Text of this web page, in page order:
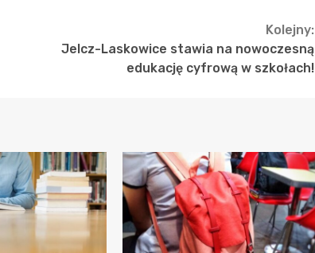
Kolejny:
Jelcz-Laskowice stawia na nowoczesną
edukację cyfrową w szkołach!